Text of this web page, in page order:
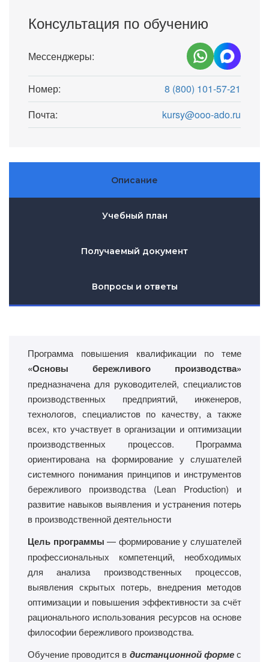
Консультация по обучению
Мессенджеры:
Номер:
8 (800) 101-57-21
Почта:
kursy@ooo-ado.ru
Описание
Учебный план
Получаемый документ
Вопросы и ответы
Программа повышения квалификации по теме
«Основы бережливого производства»
предназначена для руководителей, специалистов
производственных предприятий, инженеров,
технологов, специалистов по качеству, а также
всех, кто участвует в организации и оптимизации
производственных процессов. Программа
ориентирована на формирование у слушателей
системного понимания принципов и инструментов
бережливого производства (Lean Production) и
развитие навыков выявления и устранения потерь
в производственной деятельности
Цель программы— формирование у слушателей
профессиональных компетенций, необходимых
для анализа производственных процессов,
выявления скрытых потерь, внедрения методов
оптимизации и повышения эффективности за счёт
рационального использования ресурсов на основе
философии бережливого производства.
Обучение проводится в дистанционной формес